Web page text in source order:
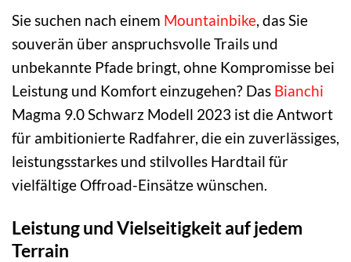
Sie suchen nach einem Mountainbike, das Sie
souverän über anspruchsvolle Trails und
unbekannte Pfade bringt, ohne Kompromisse bei
Leistung und Komfort einzugehen? Das Bianchi
Magma 9.0 Schwarz Modell 2023 ist die Antwort
für ambitionierte Radfahrer, die ein zuverlässiges,
leistungsstarkes und stilvolles Hardtail für
vielfältige Offroad-Einsätze wünschen.
Leistung und Vielseitigkeit auf jedem
Terrain